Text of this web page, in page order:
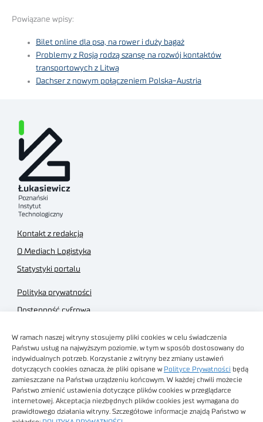
W ramach naszej witryny stosujemy pliki cookies w celu świadczenia
Państwu usług na najwyższym poziomie, w tym w sposób dostosowany do
indywidualnych potrzeb. Korzystanie z witryny bez zmiany ustawień
dotyczących cookies oznacza, że pliki opisane w Polityce Prywatności będą
zamieszczane na Państwa urządzeniu końcowym. W każdej chwili możecie
Państwo zmienić ustawienia dotyczące plików cookies w przeglądarce
internetowej. Akceptacja niezbędnych plików cookies jest wymagana do
prawidłowego działania witryny. Szczegółowe informacje znajdą Państwo w
Powiązane wpisy:
Bilet online dla psa, na rower i duży bagaż
Problemy z Rosją rodzą szansę na rozwój kontaktów
transportowych z Litwą
Dachser z nowym połączeniem Polska-Austria
Kontakt z redakcją
O Mediach Logistyka
Statystyki portalu
Polityka prywatności
Dostępność cyfrowa
Regulamin sklepu
Obrazy stockowe